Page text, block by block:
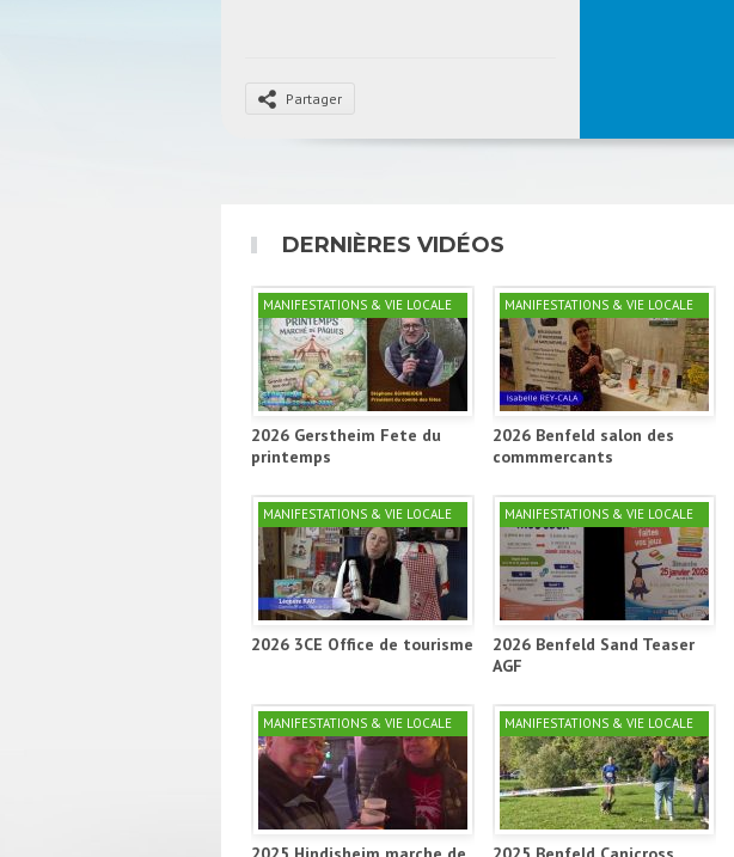
Partager
DERNIÈRES VIDÉOS
MANIFESTATIONS & VIE LOCALE
2026 Gerstheim Fete du
printemps
MANIFESTATIONS & VIE LOCALE
2026 Benfeld salon des
commmercants
MANIFESTATIONS & VIE LOCALE
2026 3CE Office de tourisme
MANIFESTATIONS & VIE LOCALE
2026 Benfeld Sand Teaser
AGF
MANIFESTATIONS & VIE LOCALE MANIFESTATIONS & VIE LOCALE